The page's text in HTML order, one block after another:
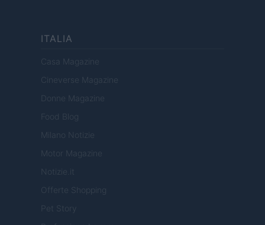
ITALIA
Casa Magazine
Cineverse Magazine
Donne Magazine
Food Blog
Milano Notizie
Motor Magazine
Notizie.it
Offerte Shopping
Pet Story